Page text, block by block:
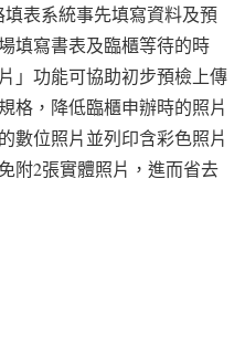
表系統事先填寫資料及預
填寫書表及臨櫃等待的時
」功能可協助初步預檢上傳
格，降低臨櫃申辦時的照片
數位照片並列印含彩色照片
附2張實體照片，進而省去